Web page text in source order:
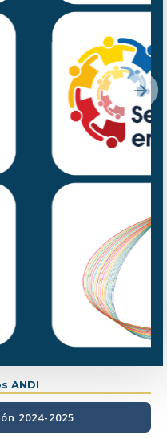
Next
ANDI
2024-2025